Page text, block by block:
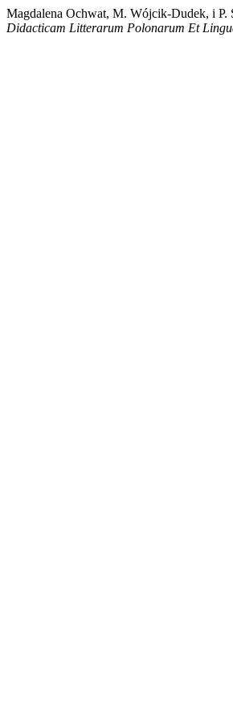
Magdalena Ochwat, M. Wójcik-Dudek, i P.
Didacticam Litterarum Polonarum Et